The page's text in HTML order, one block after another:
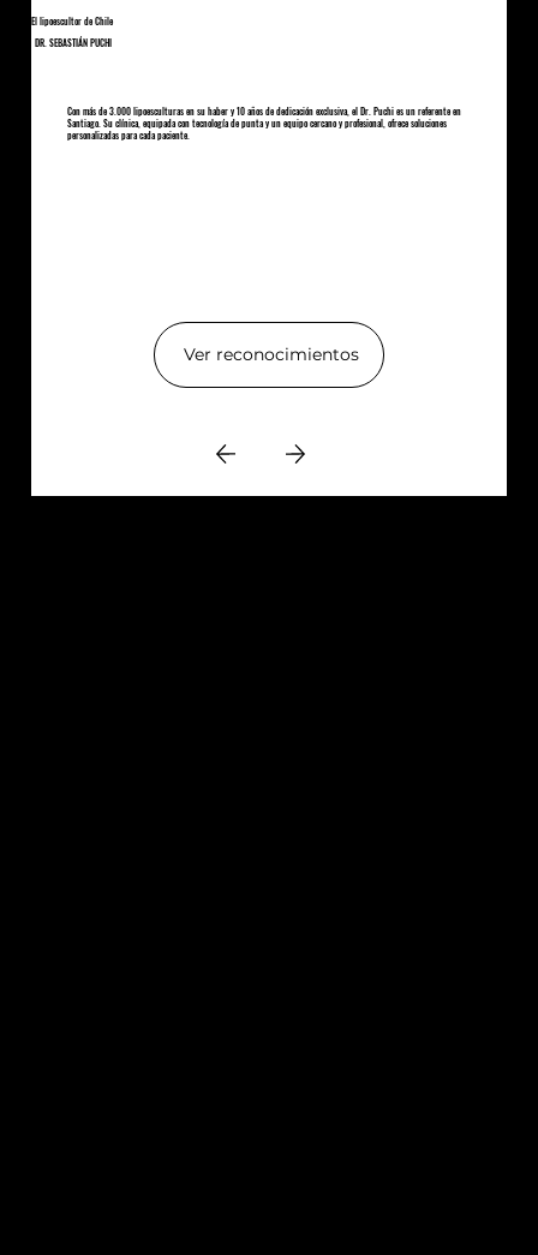
El lipoescultor de Chile
DR. SEBASTIÁN PUCHI
Con más de 3.000 lipoesculturas en su haber y 10 años de dedicación exclusiva, el Dr. Puchi es un referente en
Santiago. Su clínica, equipada con tecnología de punta y un equipo cercano y profesional, ofrece soluciones
personalizadas para cada paciente.
Ver reconocimientos